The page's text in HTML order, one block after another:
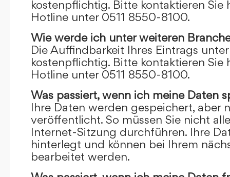
kostenpflichtig. Bitte kontaktieren Sie
Hotline unter 0511 8550-8100.
Wie werde ich unter weiteren
Die Auffindbarkeit Ihres Eintrags
kostenpflichtig. Bitte kontaktieren Sie
Hotline unter 0511 8550-8100.
Was passiert, wenn ich meine Daten
Ihre Daten werden gespeichert, aber
veröffentlicht. So müssen Sie nicht
Internet-Sitzung durchführen. Ihre
hinterlegt und können bei Ihrem
bearbeitet werden.